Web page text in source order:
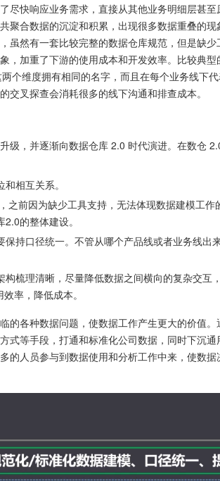
尽快响应业务需求，直接从其他业务明细层甚
聚合数据的沉淀和积累，出现很多数据重叠的
虽然有一套比较完整的数据仓库规范，但是缺
，加重了下游的使用成本和开发效率。比较典
个维度拥有相同的名字，而且在每个业务线下
交叉探查会消耗很多的线下沟通和排查成本。
级，并逐渐向数据仓库 2.0 时代演进。在数仓
相互关系。
之前因为缺少工具支持，无法体现数据建模工
的整体建设。
持口径统一。不管从哪个产品线或者业务线出
梳理清晰，尽量降低数据之间横向的复杂交互
率，降低成本。
的各种数据问题，使数据工作产生更大的价值
式等手段，打通和标准化公司数据，同时下沉
的人员参与到数据使用和分析工作中来，使数